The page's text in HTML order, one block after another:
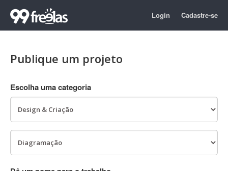
Login Cadastre-se
Publique um projeto
Escolha uma categoria